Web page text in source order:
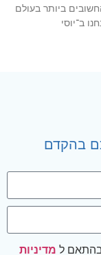
ביותר בעולם
בהקדם
בהתאם ל מדיניות